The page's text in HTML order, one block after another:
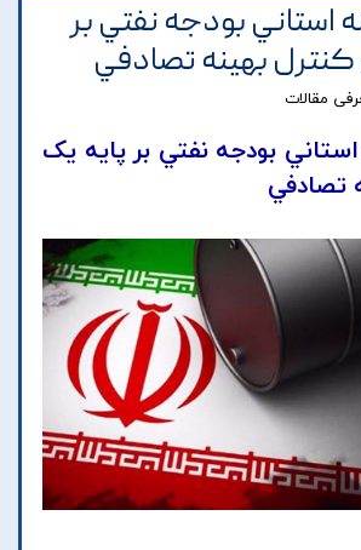
بودجه نفتي بر
بهينه تصادفي
مقالات
بودجه نفتي بر پايه يک
تصادفي